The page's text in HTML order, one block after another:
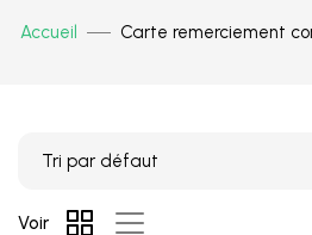
Accueil Carte remerciement
Voir